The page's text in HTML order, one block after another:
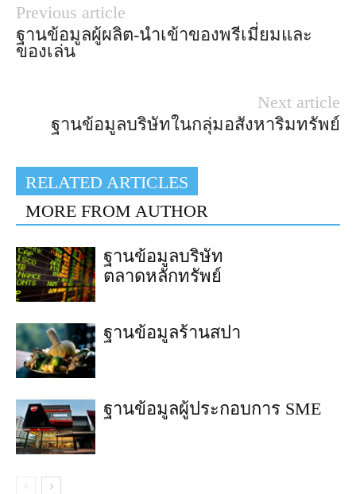
Previous article
ฐานข้อมูลผู้ผลิต-นำเข้าของพรีเมี่ยมและ
ของเล่น
Next article
ฐานข้อมูลบริษัทในกลุ่มอสังหาริมทรัพย์
RELATED ARTICLES
MORE FROM AUTHOR
ฐานข้อมูลบริษัท
ตลาดหลักทรัพย์
ฐานข้อมูลร้านสปา
ฐานข้อมูลผู้ประกอบการ SME